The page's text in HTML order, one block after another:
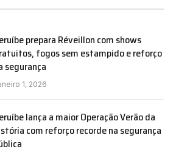
prepara Réveillon com shows
fogos sem estampido e reforço
segurança
1, 2026
lança a maior Operação Verão da
com reforço recorde na segurança